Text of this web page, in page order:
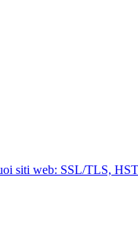
siti web: SSL/TLS,